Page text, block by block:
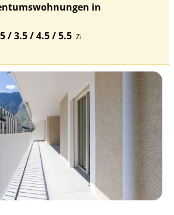
in
/ 3.5 / 4.5 / 5.5 Zi